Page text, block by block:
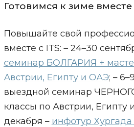
Готовимся к зиме вместе
Повышайте свой
вместе с ITS: – 24–30
семинар БОЛГАРИЯ +
Австрии, Египту и ОАЭ; –
выездной семинар
классы по Австрии, Египту
декабря – инфотур